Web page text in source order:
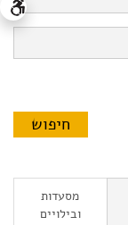
מסעדות
ובילויים